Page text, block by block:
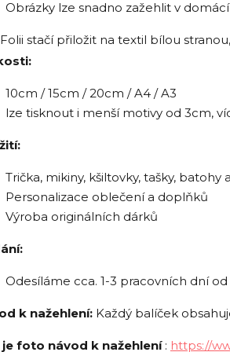
Obrázky lze snadno zažehlit v
Folii stačí přiložit na textil bílou
10cm / 15cm / 20cm / A4 / A3
lze tisknout i menší motivy od 3cm,
Trička, mikiny, kšiltovky, tašky, batohy
Personalizace oblečení a doplňků
Výroba originálních dárků
Odesíláme cca. 1-3 pracovních dní
k nažehlení: Každý balíček
je foto návod k nažehlení: https://